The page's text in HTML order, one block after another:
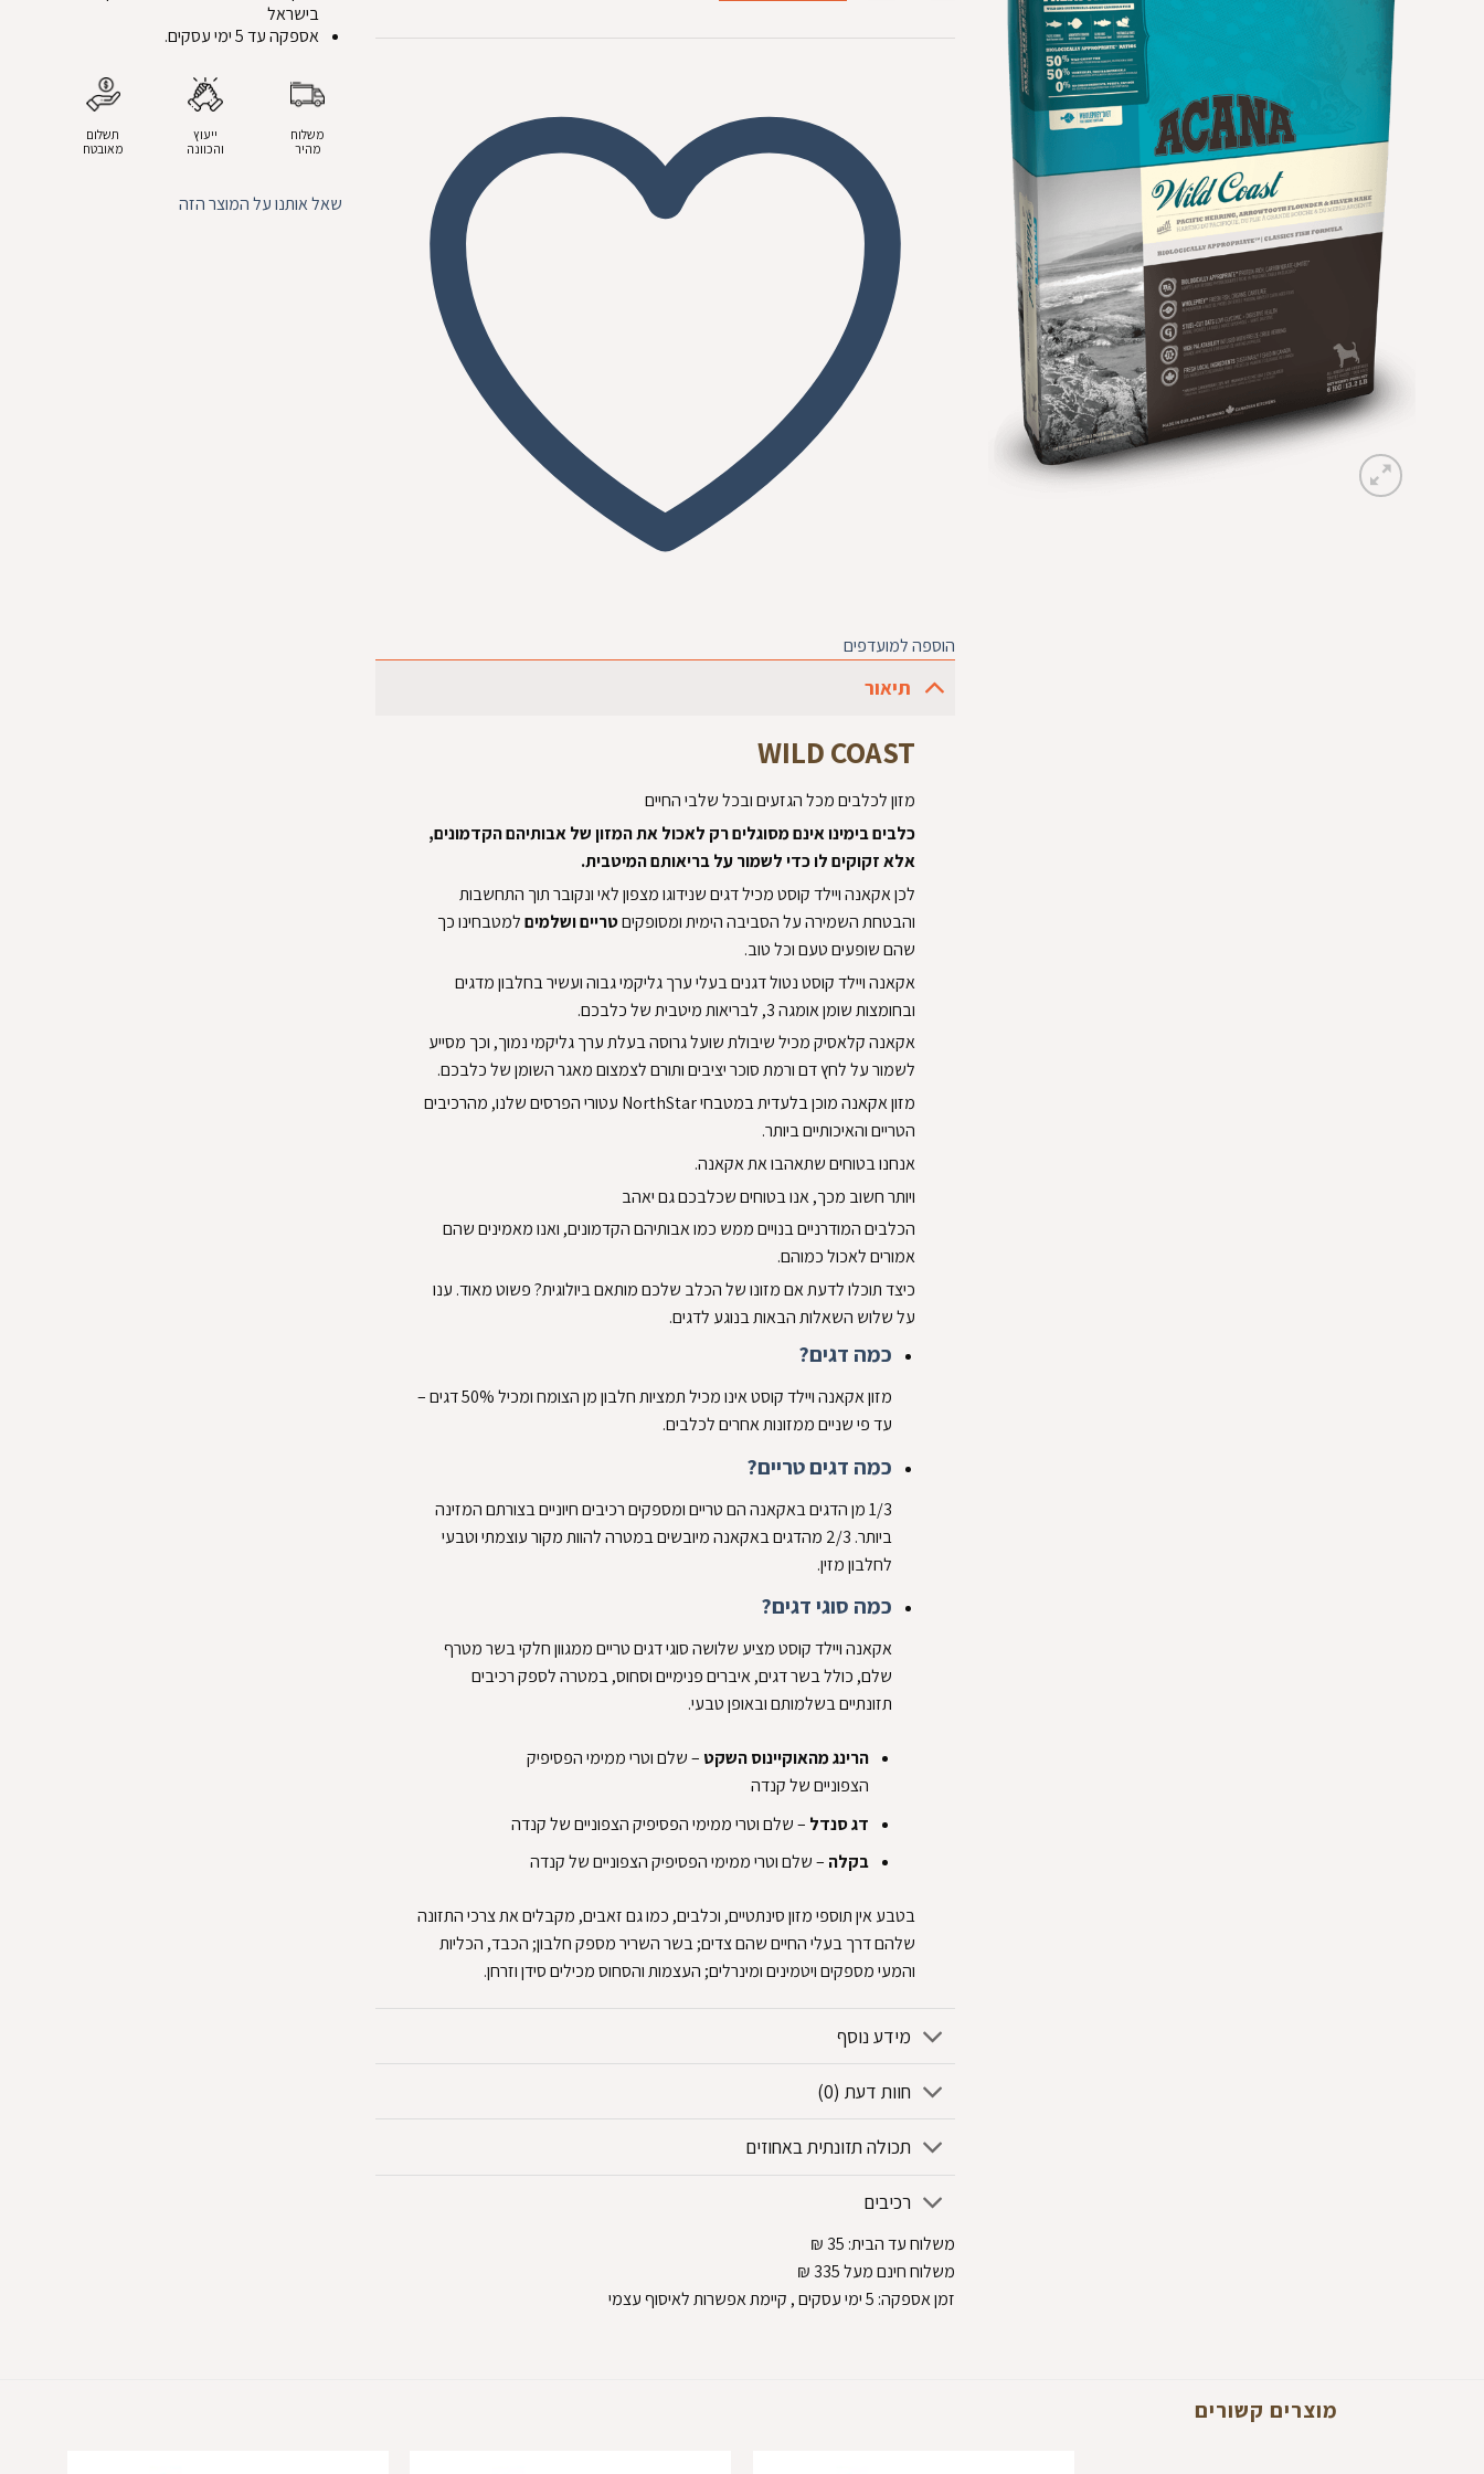
הוספה למועדפים
תיאור
WILD COAST
מזון לכלבים מכל הגזעים ובכל שלבי החיים
כלבים בימינו אינם מסוגלים רק לאכול את המזון של אבותיהם הקדמונים,
אלא זקוקים לו כדי לשמור על בריאותם המיטבית.
לכן אקאנה ויילד קוסט מכיל דגים שנידוגו מצפון לאי ונקובר תוך התחשבות
והבטחת השמירה על הסביבה הימית ומסופקיםטריים ושלמיםלמטבחינו כך
שהם שופעים טעם וכל טוב.
אקאנה ויילד קוסט נטול דגנים בעלי ערך גליקמי גבוה ועשיר בחלבון מדגים
ובחומצות שומן אומגה 3, לבריאות מיטבית של כלבכם.
אקאנה קלאסיק מכיל שיבולת שועל גרוסה בעלת ערך גליקמי נמוך, וכך מסייע
לשמור על לחץ דם ורמת סוכר יציבים ותורם לצמצום מאגר השומן של כלבכם.
מזון אקאנה מוכן בלעדית במטבחי NorthStar עטורי הפרסים שלנו, מהרכיבים
הטריים והאיכותיים ביותר.
אנחנו בטוחים שתאהבו את אקאנה.
ויותר חשוב מכך, אנו בטוחים שכלבכם גם יאהב
הכלבים המודרניים בנויים ממש כמו אבותיהם הקדמונים, ואנו מאמינים שהם
אמורים לאכול כמוהם.
כיצד תוכלו לדעת אם מזונו של הכלב שלכם מותאם ביולוגית? פשוט מאוד. ענו
על שלוש השאלות הבאות בנוגע לדגים.
כמה דגים?
מזון אקאנה ויילד קוסט אינו מכיל תמציות חלבון מן הצומח ומכיל 50% דגים –
עד פי שניים ממזונות אחרים לכלבים.
כמה דגים טריים?
1/3 מן הדגים באקאנה הם טריים ומספקים רכיבים חיוניים בצורתם המזינה
ביותר. 2/3 מהדגים באקאנה מיובשים במטרה להוות מקור עוצמתי וטבעי
לחלבון מזין.
כמה סוגי דגים?
אקאנה ויילד קוסט מציע שלושה סוגי דגים טריים ממגוון חלקי בשר מטרף
שלם, כולל בשר דגים, איברים פנימיים וסחוס, במטרה לספק רכיבים
תזונתיים בשלמותם ובאופן טבעי.
הרינג מהאוקיינוס השקט – שלם וטרי ממימי הפסיפיק
הצפוניים של קנדה
דג סנדל – שלם וטרי ממימי הפסיפיק הצפוניים של קנדה
בקלה – שלם וטרי ממימי הפסיפיק הצפוניים של קנדה
בטבע אין תוספי מזון סינתטיים, וכלבים, כמו גם זאבים, מקבלים את צרכי התזונה
שלהם דרך בעלי החיים שהם צדים; בשר השריר מספק חלבון; הכבד, הכליות
והמעי מספקים ויטמינים ומינרלים; העצמות והסחוס מכילים סידן וזרחן.
מידע נוסף
חוות דעת (0)
תכולה תזונתית באחוזים
רכיבים
משלוח עד הבית:
₪
משלוח חינם מעל 335
₪
זמן אספקה: 5 ימי עסקים , קיימת אפשרות לאיסוף עצמי
בישראל
אספקה עד 5 ימי עסקים.
משלוח
מהיר
ייעוץ
והכוונה
תשלום
מאובטח
שאל אותנו על המוצר הזה
מוצרים קשורים